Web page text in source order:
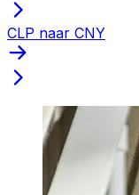
CLP naar CNY